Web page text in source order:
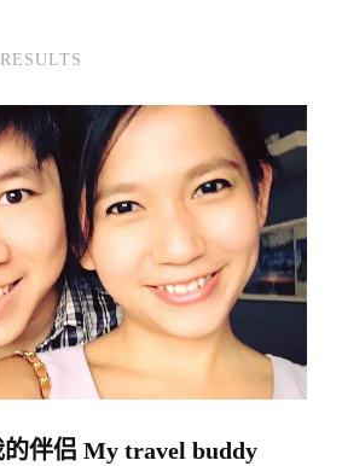
伴侣 My travel buddy